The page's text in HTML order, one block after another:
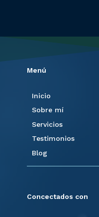
Menú
Inicio
Sobre mí
Servicios
Testimonios
Blog
Concectados con